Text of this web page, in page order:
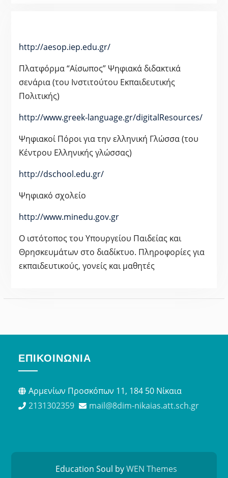
http://aesop.iep.edu.gr/
Πλατφόρμα “Αίσωπος” Ψηφιακά διδακτικά
σενάρια (του Ινστιτούτου Εκπαιδευτικής
Πολιτικής)
http://www.greek-language.gr/digitalResources/
Ψηφιακοί Πόροι για την ελληνική Γλώσσα (του
Κέντρου Ελληνικής γλώσσας)
http://dschool.edu.gr/
Ψηφιακό σχολείο
http://www.minedu.gov.gr
Ο ιστότοπος του Υπουργείου Παιδείας και
Θρησκευμάτων στο διαδίκτυο. Πληροφορίες για
εκπαιδευτικούς, γονείς και μαθητές
ΕΠΙΚΟΙΝΩΝΊΑ
Αρμενίων Προσκόπων 11, 184 50 Νίκαια
2131302359
mail@8dim-nikaias.att.sch.gr
Education Soul byWEN Themes